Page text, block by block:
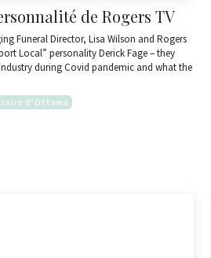
de Rogers TV
Funeral Director, Lisa Wilson and Rogers
Local” personality Derick Fage – they
during Covid pandemic and what the
d'Ottawa